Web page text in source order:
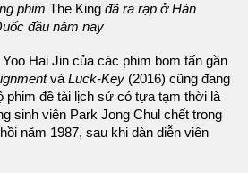
phim The King đã ra rạp ở Hàn
đầu năm nay
Hai Jin của các phim bom tấn gần
và Luck-Key (2016) cũng đang
phim đề tài lịch sử có tựa tạm thời là
sinh viên Park Jong Chul chết trong
năm 1987, sau khi dàn diễn viên